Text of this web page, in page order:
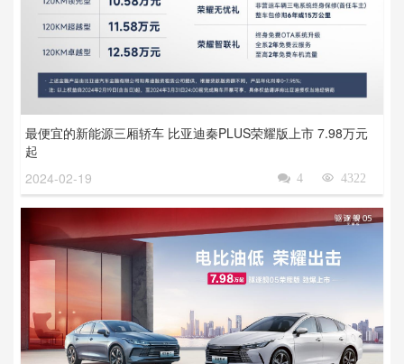
最便宜的新能源三厢轿车 比亚迪秦PLUS荣耀版上市 7.98万元
起
2024-02-19
4322

4
